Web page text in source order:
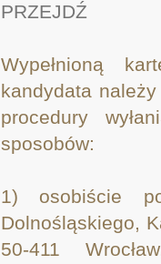
PRZEJDŹ
Wypełnioną
kandydata
procedury
sposobów:
1) osobiście
Dolnośląskiego,
50-411